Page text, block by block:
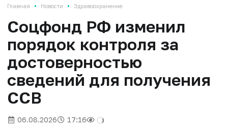
Главная • Новости • Здравоохранение
Соцфонд РФ изменил
порядок контроля за
достоверностью
сведений для получения
ССВ
06.08.2026 17:16